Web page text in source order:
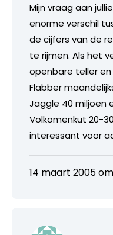
Mijn vraag aan
enorme verschil
de cijfers van de
te rijmen. Als het
openbare teller
Flabber
Jaggle 40 miljoen
Volkomenkut 20-
interessant voor
14 maart 2005